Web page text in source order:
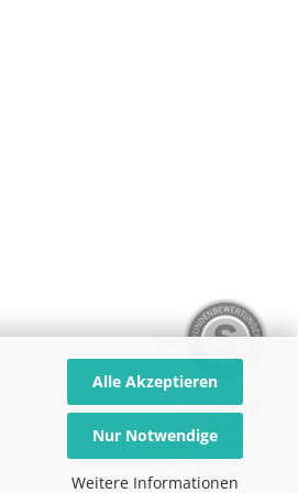
Alle Akzeptieren
Nur Notwendige
Weitere Informationen
SEHR GUT
aus 339 Bewertungen
bei: dawanda.com,